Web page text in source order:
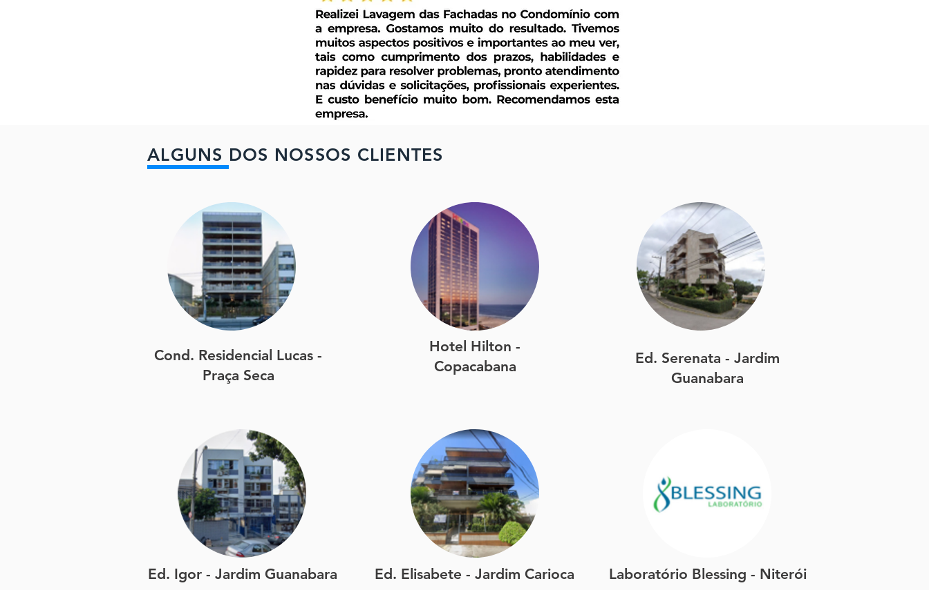
ALGUNS DOS NOSSOS CLIENTES
Cond. Residencial Lucas -
Praça Seca
Ed. Igor - Jardim Guanabara
Hotel Hilton -
Copacabana
Ed. Elisabete - Jardim Carioca
Ed. Serenata - Jardim
Guanabara
Laboratório Blessing - Niterói